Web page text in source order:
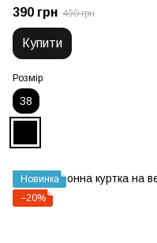
390 грн 490 грн
Купити
Розмір
38
Новинка
−20%